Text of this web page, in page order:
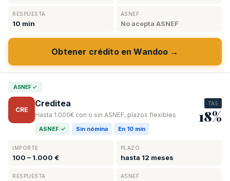
RESPUESTA
10 min
ASNEF
No acepta ASNEF
Obtener crédito en Wandoo →
ASNEF ✓
CRE
Creditea
Hasta 1.000€ con o sin ASNEF, plazos flexibles
ASNEF ✓ Sin nómina En 10 min
TAE
18%
IMPORTE
100 – 1.000 €
PLAZO
hasta 12 meses
RESPUESTA ASNEF